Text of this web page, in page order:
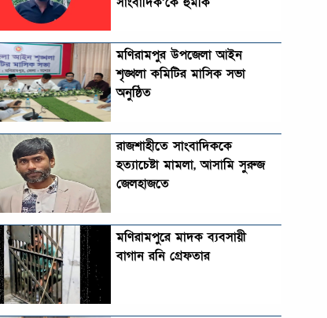
মণিরামপুর উপজেলা আইন
শৃঙ্খলা কমিটির মাসিক সভা
অনুষ্ঠিত‎‎
রাজশাহীতে সাংবাদিককে
হত্যাচেষ্টা মামলা, আসামি সুরুজ
জেলহাজতে
মণিরামপুরে মাদক ব্যবসায়ী
বাগান রনি গ্রেফতার